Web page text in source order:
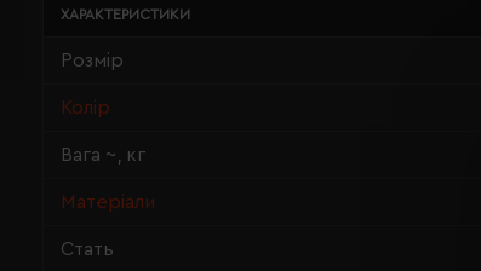
ХАРАКТЕРИСТИКИ
Розмір
Колір
Вага ~, кг
Матеріали
Стать